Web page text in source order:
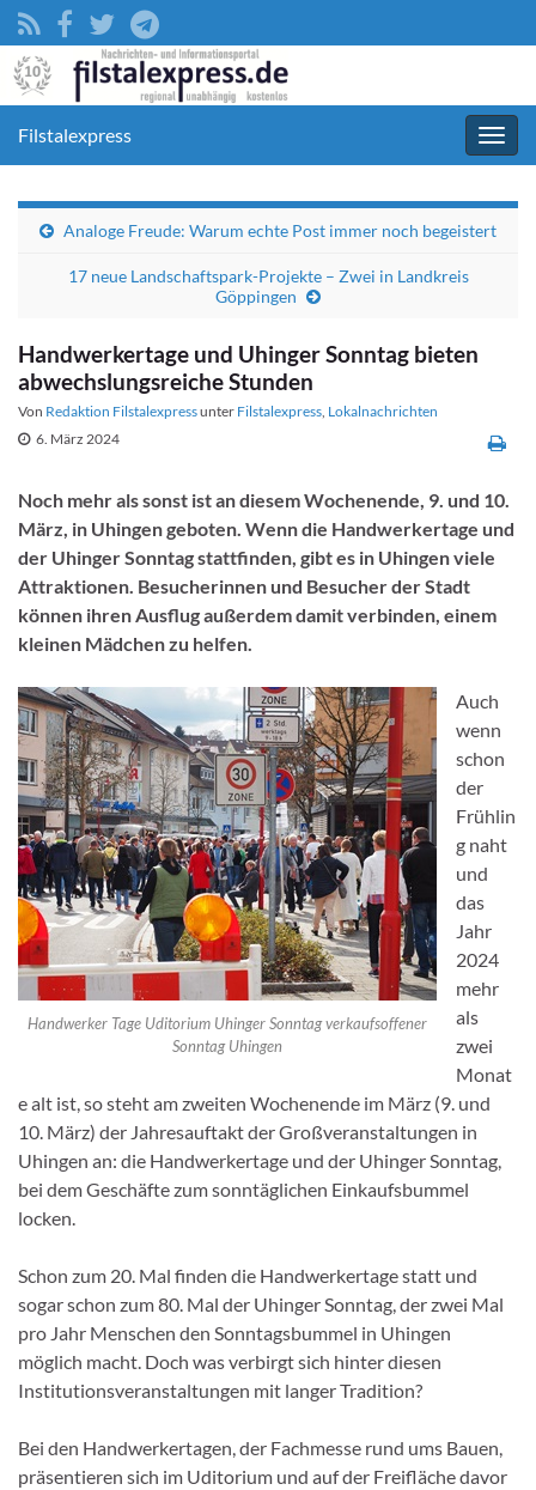
Filstalexpress
Analoge Freude: Warum echte Post immer noch begeistert
17 neue Landschaftspark-Projekte – Zwei in Landkreis
Göppingen
Handwerkertage und Uhinger Sonntag bieten
abwechslungsreiche Stunden
Von Redaktion Filstalexpressunter Filstalexpress, Lokalnachrichten
6. März 2024
Noch mehr als sonst ist an diesem Wochenende, 9. und 10.
März, in Uhingen geboten. Wenn die Handwerkertage und
der Uhinger Sonntag stattfinden, gibt es in Uhingen viele
Attraktionen. Besucherinnen und Besucher der Stadt
können ihren Ausflug außerdem damit verbinden, einem
kleinen Mädchen zu helfen.
Handwerker Tage Uditorium Uhinger Sonntag verkaufsoffener
Sonntag Uhingen
Auch
wenn
schon
der
Frühlin
g naht
und
das
Jahr
2024
mehr
als
zwei
Monat
e alt ist, so steht am zweiten Wochenende im März (9. und
10. März) der Jahresauftakt der Großveranstaltungen in
Uhingen an: die Handwerkertage und der Uhinger Sonntag,
bei dem Geschäfte zum sonntäglichen Einkaufsbummel
locken.
Schon zum 20. Mal finden die Handwerkertage statt und
sogar schon zum 80. Mal der Uhinger Sonntag, der zwei Mal
pro Jahr Menschen den Sonntagsbummel in Uhingen
möglich macht. Doch was verbirgt sich hinter diesen
Institutionsveranstaltungen mit langer Tradition?
Bei den Handwerkertagen, der Fachmesse rund ums Bauen,
präsentieren sich im Uditorium und auf der Freifläche davor